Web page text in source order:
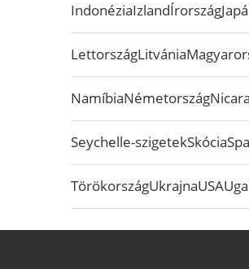
IndonéziaIzlandÍrország
LettországLitvánia
NamíbiaNémetország
Seychelle-szigetekSkócia
TörökországUkrajnaUSA